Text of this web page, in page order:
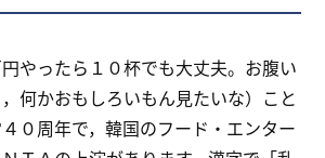
やったら１０杯でも大丈夫。お腹い
何かおもしろいもん見たいな）こと
０周年で，韓国のフード・エンター